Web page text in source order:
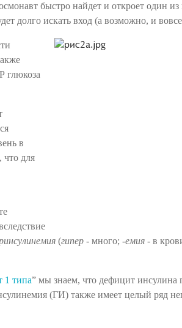
быстро найдет и откроет один
долго искать вход (а возможно, и
глюкоза
в
что для
(гипер - много; -емия - в
1 типа” мы знаем, что дефицит инсулина
(ГИ) также имеет целый ряд